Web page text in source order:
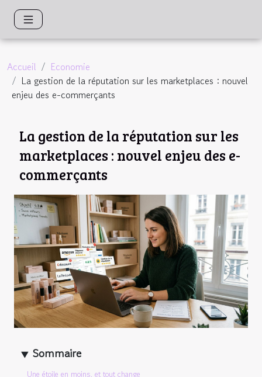
Accueil
Economie
La gestion de la réputation sur les marketplaces : nouvel
enjeu des e-commerçants
La gestion de la réputation sur les
marketplaces : nouvel enjeu des e-
commerçants
Sommaire
Une étoile en moins, et tout change